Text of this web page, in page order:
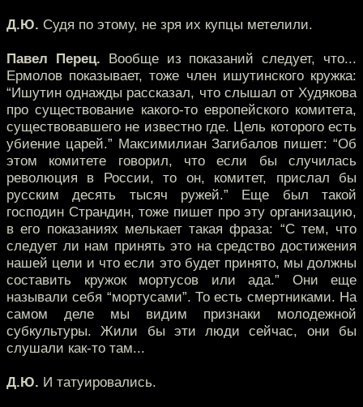
Д.Ю. Судя по этому, не зря их купцы метелили.
Павел Перец. Вообще из показаний следует, что...
Ермолов показывает, тоже член ишутинского кружка:
“Ишутин однажды рассказал, что слышал от Худякова
про существование какого-то европейского комитета,
существовавшего не известно где. Цель которого есть
убиение царей.” Максимилиан Загибалов пишет: “Об
этом комитете говорил, что если бы случилась
революция в России, то он, комитет, прислал бы
русским десять тысяч ружей.” Еще был такой
господин Страндин, тоже пишет про эту организацию,
в его показаниях мелькает такая фраза: “С тем, что
следует ли нам принять это на средство достижения
нашей цели и что если это будет принято, мы должны
составить кружок мортусов или ада.” Они еще
называли себя “мортусами”. То есть смертниками. На
самом деле мы видим признаки молодежной
субкультуры. Жили бы эти люди сейчас, они бы
слушали как-то там...
Д.Ю. И татуировались.